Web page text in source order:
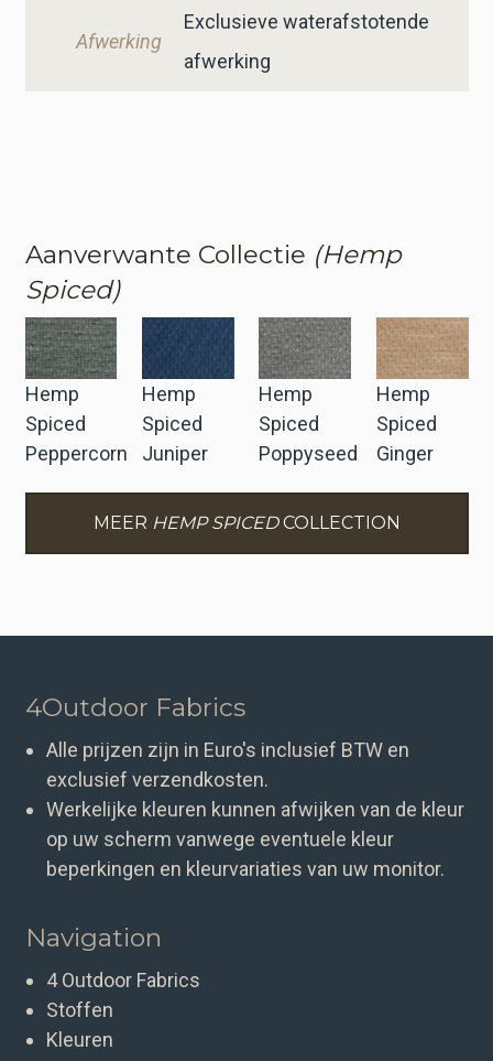
Afwerking
Exclusieve waterafstotende
afwerking
Aanverwante Collectie (Hemp
Spiced)
Hemp
Spiced
Peppercorn
Hemp
Spiced
Juniper
Hemp
Spiced
Poppyseed
Hemp
Spiced
Ginger
MEER HEMP SPICEDCOLLECTION
4Outdoor Fabrics
Alle prijzen zijn in Euro's inclusief BTW en
exclusief verzendkosten.
Werkelijke kleuren kunnen afwijken van de kleur
op uw scherm vanwege eventuele kleur
beperkingen en kleurvariaties van uw monitor.
Navigation
4 Outdoor Fabrics
Stoffen
Kleuren